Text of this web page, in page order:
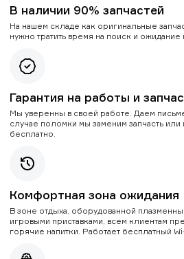
В наличии 90% запчастей
На нашем складе как оригинальные
нужно тратить время на поиск и ожидание
Гарантия на работы и
Мы уверенны в своей работе. Даем
случае поломки мы заменим запчасть
бесплатно.
Комфортная зона ожидания
В зоне отдыха, оборудованной
игровыми приставками, всем клиентам
горячие напитки. Работает бесплатный Wi-